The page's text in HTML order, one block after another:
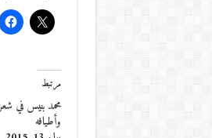
مرتبط
محمد بنيس في
وأطيافه